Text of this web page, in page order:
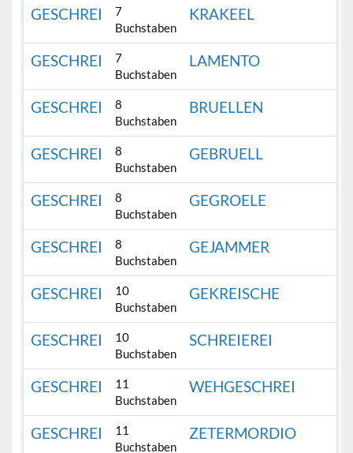
GESCHREI
7
Buchstaben
KRAKEEL
GESCHREI
7
Buchstaben
LAMENTO
GESCHREI
8
Buchstaben
BRUELLEN
GESCHREI
8
Buchstaben
GEBRUELL
GESCHREI
8
Buchstaben
GEGROELE
GESCHREI
8
Buchstaben
GEJAMMER
GESCHREI
10
Buchstaben
GEKREISCHE
GESCHREI
10
Buchstaben
SCHREIEREI
GESCHREI
11
Buchstaben
WEHGESCHREI
GESCHREI
11
Buchstaben
ZETERMORDIO